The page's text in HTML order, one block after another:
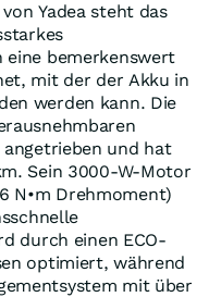
Yadea steht das
bemerkenswert
mit der der Akku in
werden kann. Die
und hat
Sein 3000-W-Motor
N•m Drehmoment)
durch einen ECO-
optimiert, während
mit über